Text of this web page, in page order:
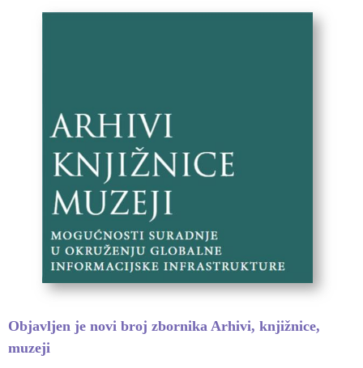
Objavljen je novi broj zbornika Arhivi, knjižnice,
muzeji